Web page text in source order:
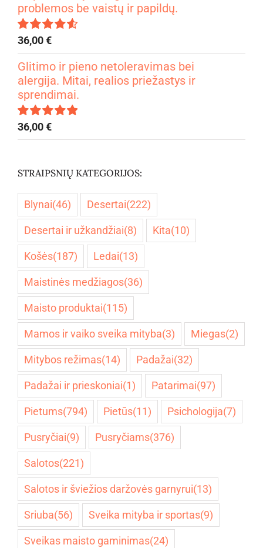
problemos be vaistų ir papildų.
Įvertinimas:
4.67iš 5
36,00€
Glitimo ir pieno netoleravimas bei
alergija. Mitai, realios priežastys ir
sprendimai.
Įvertinimas:
5.00iš 5
36,00€
STRAIPSNIŲ KATEGORIJOS:
Blynai(46) Desertai(222)
Desertai ir užkandžiai(8) Kita(10)
Košės(187) Ledai(13)
Maistinės medžiagos(36)
Maisto produktai(115)
Mamos ir vaiko sveika mityba(3) Miegas(2)
Mitybos režimas(14) Padažai(32)
Padažai ir prieskoniai(1) Patarimai(97)
Pietums(794) Pietūs(11) Psichologija(7)
Pusryčiai(9) Pusryčiams(376)
Salotos(221)
Salotos ir šviežios daržovės garnyrui(13)
Sriuba(56) Sveika mityba ir sportas(9)
Sveikas maisto gaminimas(24)